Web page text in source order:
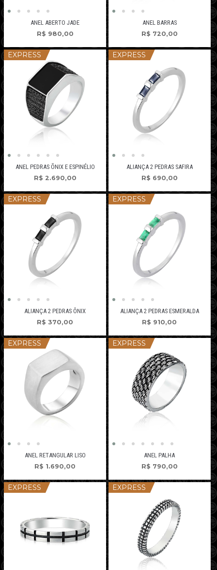
ANEL ABERTO JADE
R$ 980,00
ANEL BARRAS
R$ 720,00
EXPRESS
ANEL PEDRAS ÕNIX E ESPINÉLIO
R$ 2.690,00
EXPRESS
ALIANÇA 2 PEDRAS SAFIRA
R$ 690,00
EXPRESS
ALIANÇA 2 PEDRAS ÔNIX
R$ 370,00
EXPRESS
ALIANÇA 2 PEDRAS ESMERALDA
R$ 910,00
EXPRESS
ANEL RETANGULAR LISO
R$ 1.690,00
EXPRESS
ANEL PALHA
R$ 790,00
EXPRESS EXPRESS